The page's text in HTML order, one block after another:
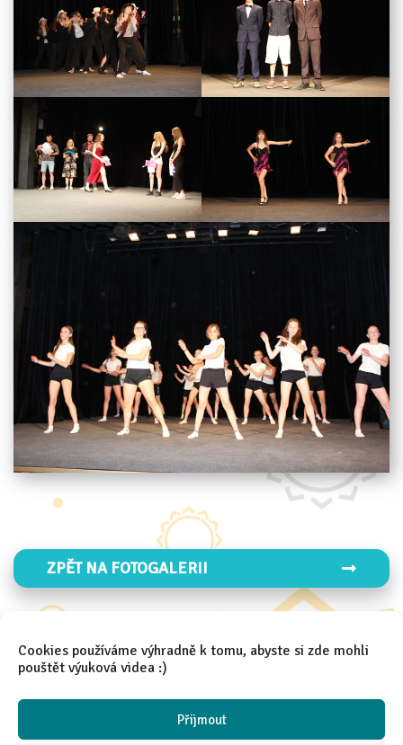
Cookies používáme výhradně k tomu, abyste si zde mohli
pouštět výuková videa :)
Přijmout
ZPĚT NA FOTOGALERII
ZPĚT NA FOTO 2025/2026